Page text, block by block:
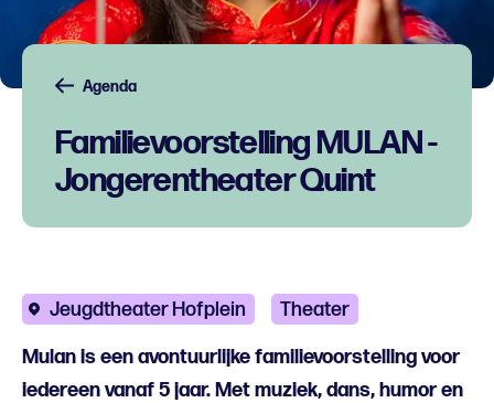
Agenda
Familievoorstelling MULAN -
Jongerentheater Quint
Jeugdtheater Hofplein Theater
Mulan is een avontuurlijke familievoorstelling voor
iedereen vanaf 5 jaar. Met muziek, dans, humor en